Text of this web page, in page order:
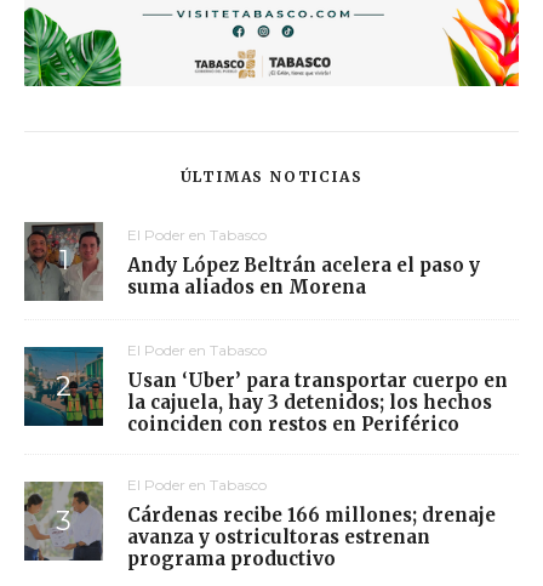
ÚLTIMAS NOTICIAS
El Poder en Tabasco
Andy López Beltrán acelera el paso y
suma aliados en Morena
El Poder en Tabasco
Usan ‘Uber’ para transportar cuerpo en
la cajuela, hay 3 detenidos; los hechos
coinciden con restos en Periférico
El Poder en Tabasco
Cárdenas recibe 166 millones; drenaje
avanza y ostricultoras estrenan
programa productivo